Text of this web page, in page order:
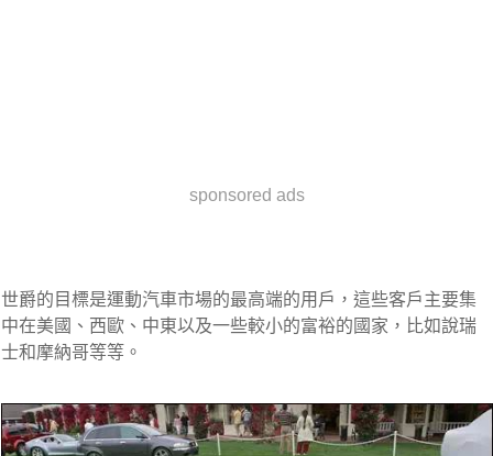
sponsored ads
世爵的目標是運動汽車市場的最高端的用戶，這些客戶主要集
中在美國、西歐、中東以及一些較小的富裕的國家，比如說瑞
士和摩納哥等等。